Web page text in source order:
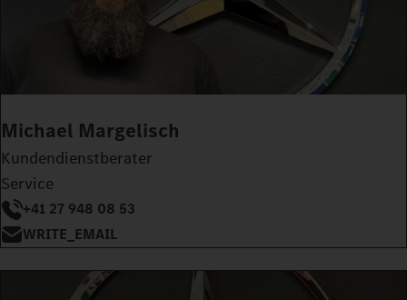
Michael Margelisch
Kundendienstberater
Service
+41 27 948 08 53
WRITE_EMAIL